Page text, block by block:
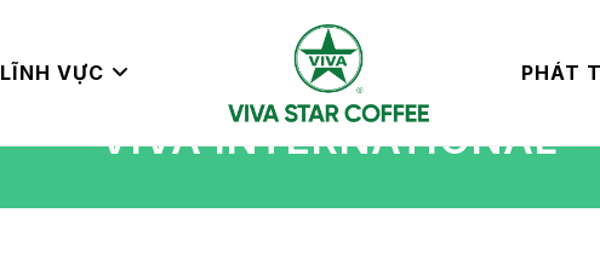
LĨNH VỰC PHÁT
VIVA INTERNATIONAL